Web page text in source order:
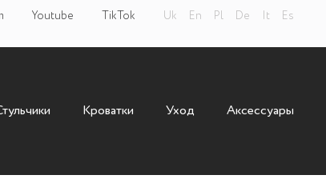
Youtube TikTok Uk En Pl De It Es
Кроватки Уход Аксессуары